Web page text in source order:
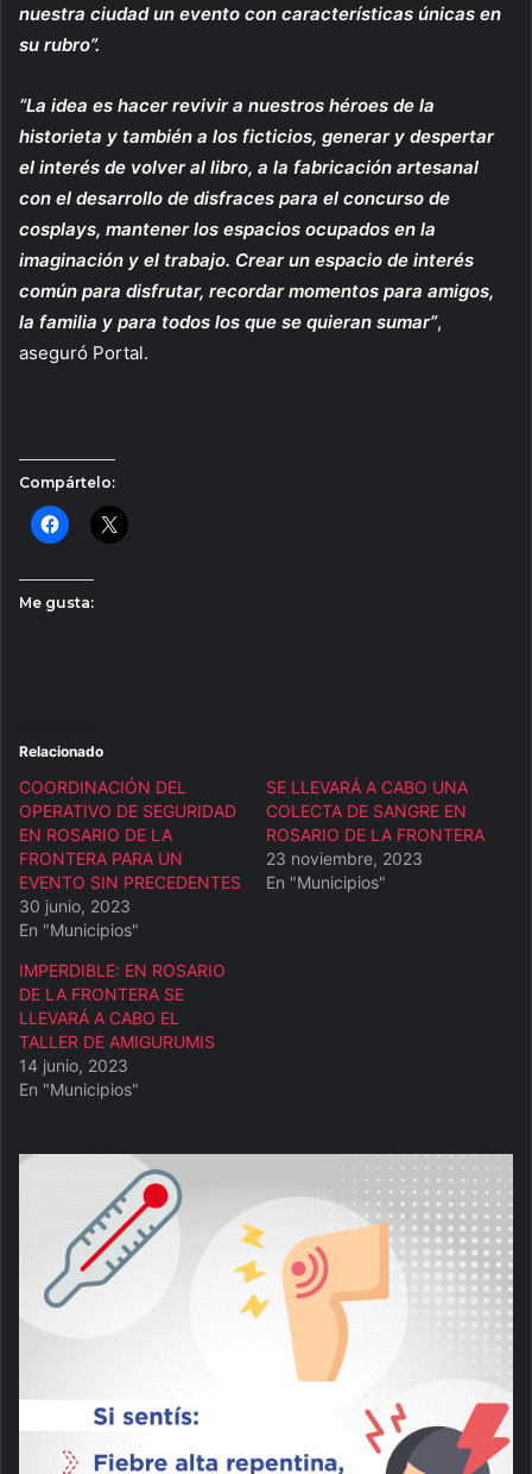
nuestra ciudad un evento con características únicas en
su rubro”.
“La idea es hacer revivir a nuestros héroes de la
historieta y también a los ficticios, generar y despertar
el interés de volver al libro, a la fabricación artesanal
con el desarrollo de disfraces para el concurso de
cosplays, mantener los espacios ocupados en la
imaginación y el trabajo. Crear un espacio de interés
común para disfrutar, recordar momentos para amigos,
la familia y para todos los que se quieran sumar”,
aseguró Portal.
Compártelo:
Me gusta:
Relacionado
COORDINACIÓN DEL
OPERATIVO DE SEGURIDAD
EN ROSARIO DE LA
FRONTERA PARA UN
EVENTO SIN PRECEDENTES
30 junio, 2023
En "Municipios"
SE LLEVARÁ A CABO UNA
COLECTA DE SANGRE EN
ROSARIO DE LA FRONTERA
23 noviembre, 2023
En "Municipios"
IMPERDIBLE: EN ROSARIO
DE LA FRONTERA SE
LLEVARÁ A CABO EL
TALLER DE AMIGURUMIS
14 junio, 2023
En "Municipios"